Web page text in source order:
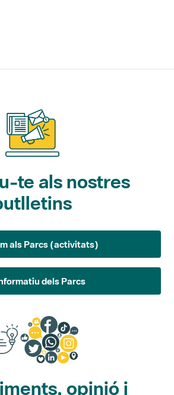
te als nostres
butlletins
als Parcs (activitats)
dels Parcs
opinió i
socials